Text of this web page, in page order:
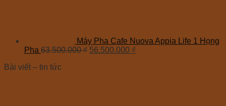
Máy Pha Cafe Nuova Appia Life 1 Họng
Pha 63.500.000₫ 56.500.000 ₫
Bài viết – tin tức